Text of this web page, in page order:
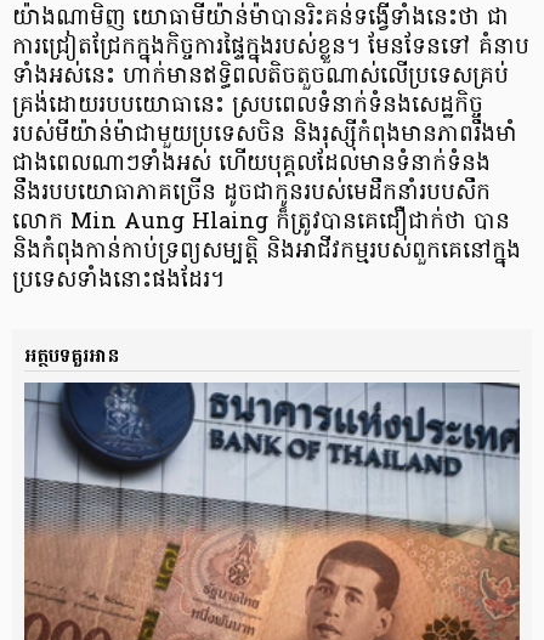
យ៉ាងណាមិញ យោធាមីយ៉ាន់ម៉ា​បានរិះគន់ទង្វើទាំងនេះថា ជា
ការជ្រៀតជ្រែកក្នុងកិច្ចការផ្ទៃក្នុងរបស់ខ្លួន។ មែនទែនទៅ គំនាប
ទាំងអស់នេះ ហាក់មានឥទ្ធិពលតិចតួចណាស់លើប្រទេសគ្រប់
គ្រង់​ដោយរបបយោធានេះ ស្របពេលទំនាក់ទំនង​សេដ្ឋកិច្ច
របស់មីយ៉ាន់ម៉ា​ជាមួយប្រទេសចិន និងរុស្ស៊ី​កំពុងមានភាព​រឹងមាំ​
ជាងពេលណាៗទាំងអស់ ហើយបុគ្គលដែលមានទំនាក់ទំនង
នឹងរបបយោធាភាគច្រើន ដូចជាកូនរបស់មេដឹកនាំរបបសឹក
លោក Min Aung Hlaing ក៏ត្រូវបានគេជឿជាក់ថា បាន
និងកំពុងកាន់កាប់ទ្រព្យសម្បត្តិ និងអាជីវកម្មរបស់ពួកគេនៅក្នុង
ប្រទេសទាំងនោះ​ផងដែរ។
អត្ថបទគួរអាន